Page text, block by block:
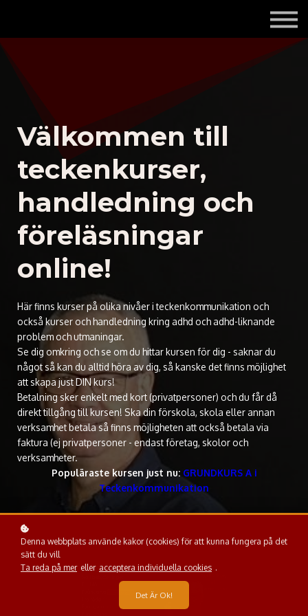
Kontakta mig
Välkommen till
teckenkurser,
handledning och
föreläsningar
online!
Här finns kurser på olika nivåer i teckenkommunikation och
också kurser och handledning kring adhd och adhd-liknande
problem och utmaningar.
Se dig omkring och se om du hittar kursen för dig - saknar du
något så kan du alltid höra av dig, så kanske det finns möjlighet
att skapa just DIN kurs!
Betalning sker enkelt med kort (privatpersoner) och du får då
direkt tillgång till kursen! Ska din förskola, skola eller annan
verksamhet betala så finns möjligheten att också betala via
faktura (ej privatpersoner - endast företag, skolor och
verksamheter.
Populäraste kursen just nu: GRUNDKURS A i
Teckenkommunikation
Denna webbplats använde kakor (cookies) för att kunna fungera på det
sätt du vill
Ta reda på mer eller acceptera individuella cookies .
Det Är Ok!